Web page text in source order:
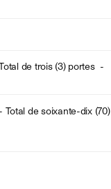
de trois (3) portes -
de soixante-dix (70)